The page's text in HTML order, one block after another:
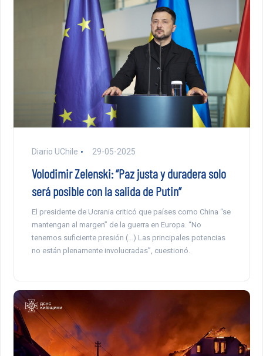
Diario UChile 29-05-2025
Volodimir Zelenski: “Paz justa y duradera solo
será posible con la salida de Putin”
El presidente de Ucrania criticó que países como China “se
mantengan al margen” de la guerra en Europa. “No
tenemos suficiente presión (…) Las principales potencias
no están plenamente involucradas”, cuestionó.